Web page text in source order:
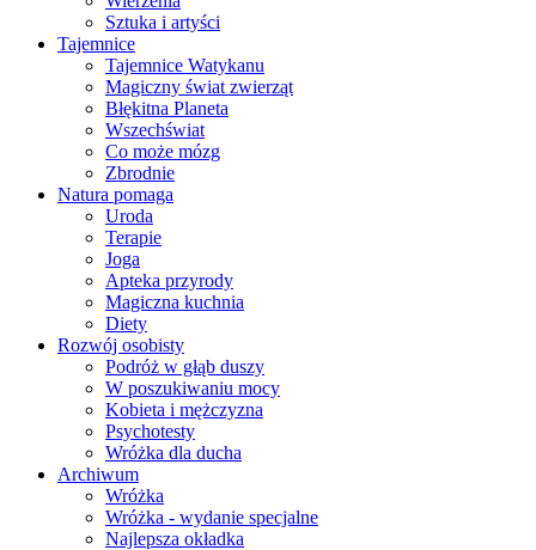
Sztuka i artyści
Tajemnice
Tajemnice Watykanu
Magiczny świat zwierząt
Błękitna Planeta
Wszechświat
Co może mózg
Zbrodnie
Natura pomaga
Uroda
Terapie
Joga
Apteka przyrody
Magiczna kuchnia
Diety
Rozwój osobisty
Podróż w głąb duszy
W poszukiwaniu mocy
Kobieta i mężczyzna
Psychotesty
Wróżka dla ducha
Archiwum
Wróżka
Wróżka - wydanie specjalne
Najlepsza okładka